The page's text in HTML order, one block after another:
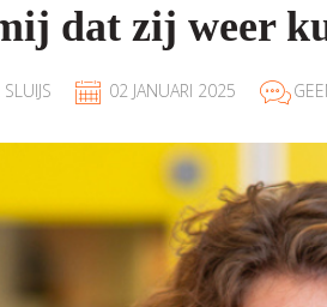
dat zij weer
02 JANUARI 2025